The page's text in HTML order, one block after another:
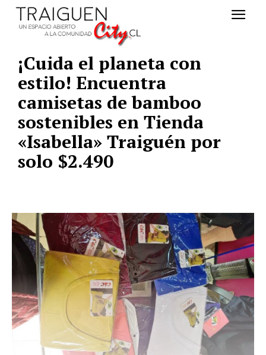
¡Cuida el planeta con
estilo! Encuentra
camisetas de bamboo
sostenibles en Tienda
«Isabella» Traiguén por
solo $2.490